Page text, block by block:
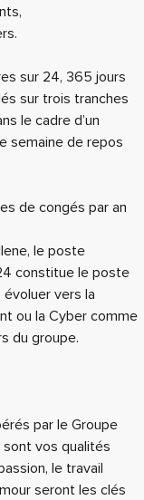
sur 24, 365 jours
sur trois tranches
le cadre d’un
semaine de repos
de congés par an
le poste
constitue le poste
vers la
ou la Cyber comme
du groupe.
par le Groupe
sont vos qualités
le travail
seront les clés